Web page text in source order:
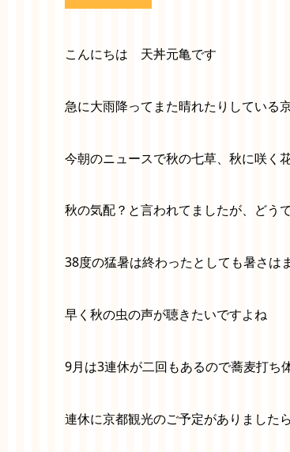
こんにちは 天丼元亀です
急に大雨降ってまた晴れたりしている
今朝のニュースで秋の七草、秋に咲く
秋の気配？と言われてましたが、どうで
38度の猛暑は終わったとしても暑さは
早く秋の虫の声が聴きたいですよね
9月は3連休が二回もあるので蕎麦打ち
連休に京都観光のご予定がありましたら